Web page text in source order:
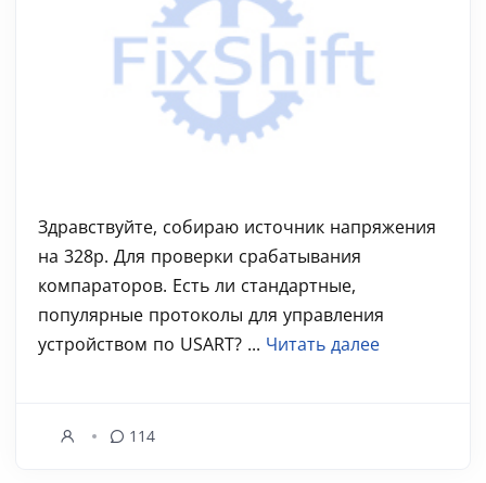
Здравствуйте, собираю источник напряжения
на 328p. Для проверки срабатывания
компараторов. Есть ли стандартные,
популярные протоколы для управления
устройством по USART? ... Читать далее
114